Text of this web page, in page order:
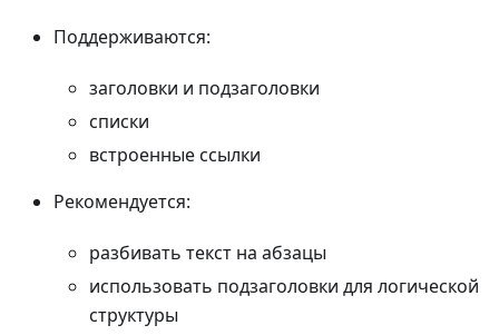
Поддерживаются:
заголовки и подзаголовки
списки
встроенные ссылки
Рекомендуется:
разбивать текст на абзацы
использовать подзаголовки для логической
структуры